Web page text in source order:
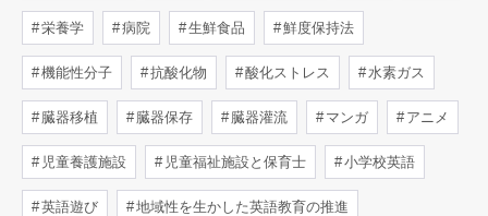
栄養学 病院 生鮮食品 鮮度保持法
機能性分子 抗酸化物 酸化ストレス 水素ガス
臓器移植 臓器保存 臓器灌流 マンガ アニメ
児童養護施設 児童福祉施設と保育士 小学校英語
英語遊び 地域性を生かした英語教育の推進